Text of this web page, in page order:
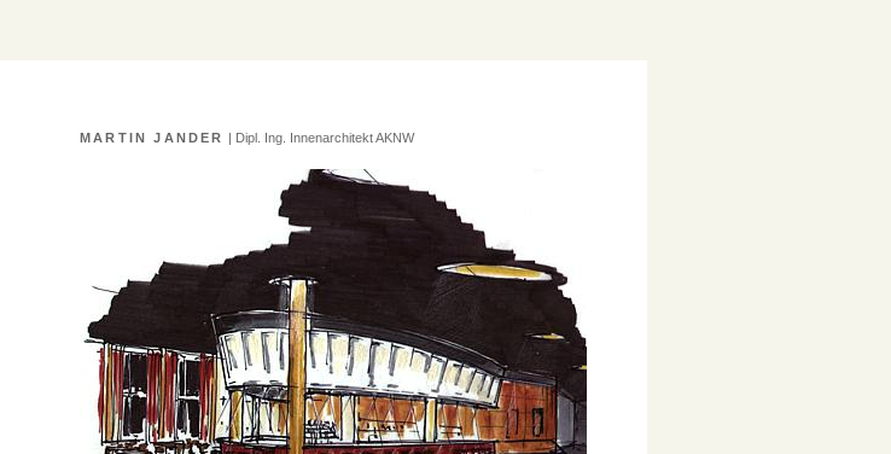
MARTIN JANDER | Dipl. Ing. Innenarchitekt AKNW